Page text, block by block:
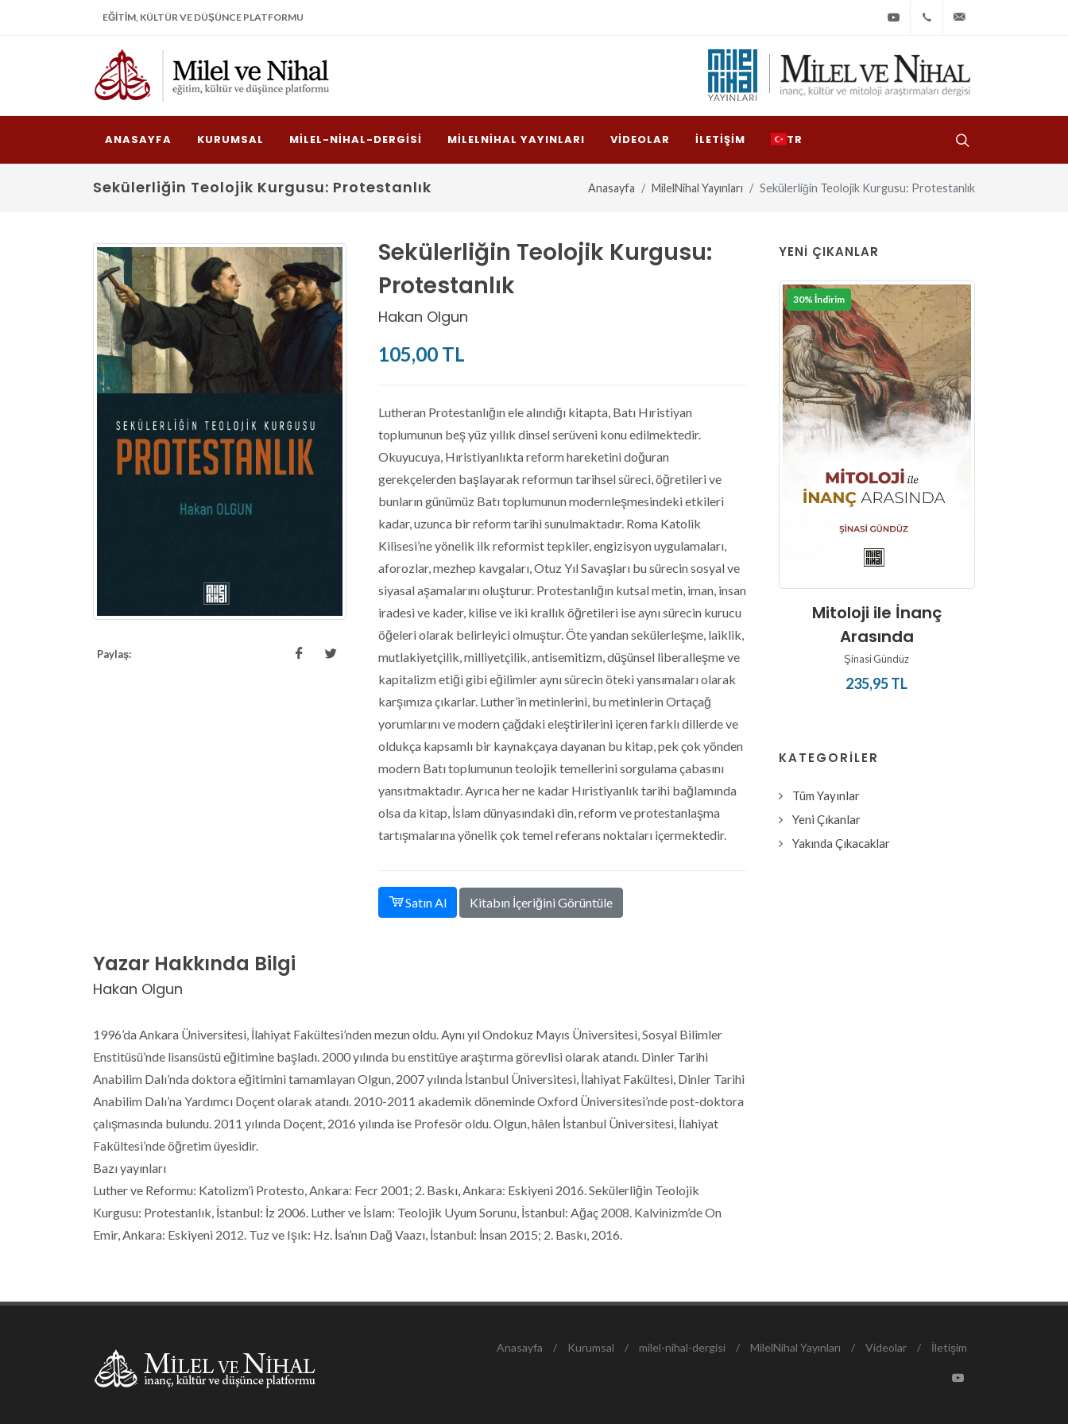
EĞITIM, KÜLTÜR VE DÜŞÜNCE PLATFORMU Youtube +90
533
ANASAYFA KURUMSAL MILEL-NIHAL-DERGISI MILELNIHAL YAYINLARI VIDEOLAR İLETIŞIM TR
Sekülerliğin Teolojik Kurgusu: Protestanlık Anasayfa MilelNihal Yayınları Sekülerliğin Teolojik Kurgusu: Protestanlık
Paylaş:
Sekülerliğin Teolojik Kurgusu:
Protestanlık
Hakan Olgun
105,00 TL
Lutheran Protestanlığın ele alındığı kitapta, Batı Hıristiyan
toplumunun beş yüz yıllık dinsel serüveni konu edilmektedir.
Okuyucuya, Hıristiyanlıkta reform hareketini doğuran
gerekçelerden başlayarak reformun tarihsel süreci, öğretileri ve
bunların günümüz Batı toplumunun modernleşmesindeki etkileri
kadar, uzunca bir reform tarihi sunulmaktadır. Roma Katolik
Kilisesi’ne yönelik ilk reformist tepkiler, engizisyon uygulamaları,
aforozlar, mezhep kavgaları, Otuz Yıl Savaşları bu sürecin sosyal ve
siyasal aşamalarını oluşturur. Protestanlığın kutsal metin, iman, insan
iradesi ve kader, kilise ve iki krallık öğretileri ise aynı sürecin kurucu
öğeleri olarak belirleyici olmuştur. Öte yandan sekülerleşme, laiklik,
mutlakiyetçilik, milliyetçilik, antisemitizm, düşünsel liberalleşme ve
kapitalizm etiği gibi eğilimler aynı sürecin öteki yansımaları olarak
karşımıza çıkarlar. Luther’in metinlerini, bu metinlerin Ortaçağ
yorumlarını ve modern çağdaki eleştirilerini içeren farklı dillerde ve
oldukça kapsamlı bir kaynakçaya dayanan bu kitap, pek çok yönden
modern Batı toplumunun teolojik temellerini sorgulama çabasını
yansıtmaktadır. Ayrıca her ne kadar Hıristiyanlık tarihi bağlamında
olsa da kitap, İslam dünyasındaki din, reform ve protestanlaşma
tartışmalarına yönelik çok temel referans noktaları içermektedir.
Satın Al Kitabın İçeriğini Görüntüle
Yazar Hakkında Bilgi
Hakan Olgun
1996’da Ankara Üniversitesi, İlahiyat Fakültesi’nden mezun oldu. Aynı yıl Ondokuz Mayıs Üniversitesi, Sosyal Bilimler
Enstitüsü’nde lisansüstü eğitimine başladı. 2000 yılında bu enstitüye araştırma görevlisi olarak atandı. Dinler Tarihi
Anabilim Dalı’nda doktora eğitimini tamamlayan Olgun, 2007 yılında İstanbul Üniversitesi, İlahiyat Fakültesi, Dinler Tarihi
Anabilim Dalı’na Yardımcı Doçent olarak atandı. 2010-2011 akademik döneminde Oxford Üniversitesi’nde post-doktora
çalışmasında bulundu. 2011 yılında Doçent, 2016 yılında ise Profesör oldu. Olgun, hâlen İstanbul Üniversitesi, İlahiyat
Fakültesi’nde öğretim üyesidir.
Bazı yayınları
Luther ve Reformu: Katolizm’i Protesto, Ankara: Fecr 2001; 2. Baskı, Ankara: Eskiyeni 2016. Sekülerliğin Teolojik
Kurgusu: Protestanlık, İstanbul: İz 2006. Luther ve İslam: Teolojik Uyum Sorunu, İstanbul: Ağaç 2008. Kalvinizm’de On
Emir, Ankara: Eskiyeni 2012. Tuz ve Işık: Hz. İsa’nın Dağ Vaazı, İstanbul: İnsan 2015; 2. Baskı, 2016.
YENI ÇIKANLAR
30% İndirim
Mitoloji ile İnanç
Arasında
Şinasi Gündüz
235,95 TL
KATEGORILER
Tüm Yayınlar
Yeni Çıkanlar
Yakında Çıkacaklar
Anasayfa / Kurumsal / milel-nihal-dergisi / MilelNihal Yayınları / Videolar / İletişim